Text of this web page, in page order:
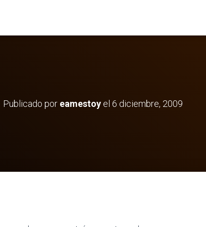
Publicado por eamestoy el 6 diciembre, 2009